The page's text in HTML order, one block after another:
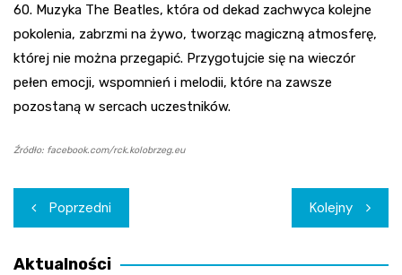
60. Muzyka The Beatles, która od dekad zachwyca kolejne
pokolenia, zabrzmi na żywo, tworząc magiczną atmosferę,
której nie można przegapić. Przygotujcie się na wieczór
pełen emocji, wspomnień i melodii, które na zawsze
pozostaną w sercach uczestników.
Źródło: facebook.com/rck.kolobrzeg.eu
Nawigacja
wpisu
Poprzedni Kolejny
Aktualności